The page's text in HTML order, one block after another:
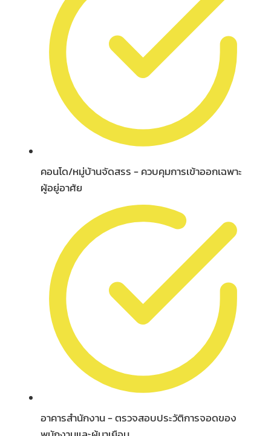
คอนโด/หมู่บ้านจัดสรร - ควบคุมการเข้าออกเฉพาะ
ผู้อยู่อาศัย
อาคารสำนักงาน - ตรวจสอบประวัติการจอดของ